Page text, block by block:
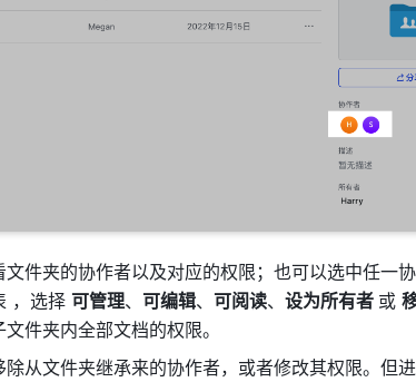
件夹的协作者以及对应的权限；也可以选中任一
，选择 可管理、 可编辑、 可阅读、 设为所有者 或
件夹内全部文档的权限。
除从文件夹继承来的协作者，或者修改其权限。但